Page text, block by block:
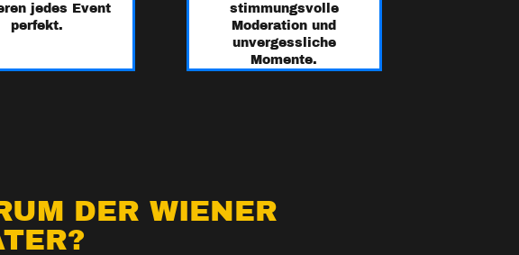
jedes Event
perfekt.
stimmungsvolle
Moderation und
unvergessliche
Momente.
DER WIENER